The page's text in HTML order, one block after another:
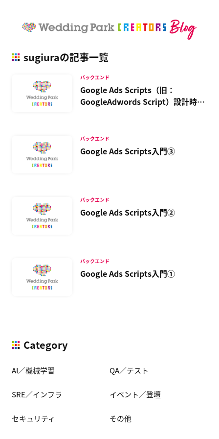
sugiuraの記事一覧
Google Ads Scripts（旧：
GoogleAdwords Script）設計時に
バックエンド
Google Ads Scripts入門③
バックエンド
Google Ads Scripts入門②
バックエンド
Google Ads Scripts入門①
バックエンド
Category
AI／機械学習 QA／テスト
SRE／インフラ イベント／登壇
セキュリティ その他